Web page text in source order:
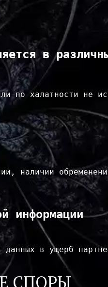
в
по халатности не
наличии
информации
данных в ущерб
СПОРЫ